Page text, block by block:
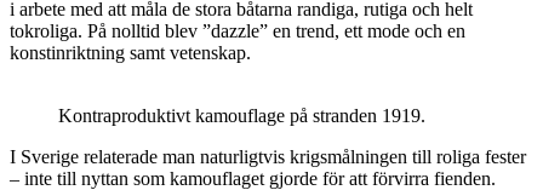
i arbete med att måla de stora båtarna randiga, rutiga och helt
tokroliga. På nolltid blev ”dazzle” en trend, ett mode och en
konstinriktning samt vetenskap.
Kontraproduktivt kamouflage på stranden 1919.
I Sverige relaterade man naturligtvis krigsmålningen till roliga fester
– inte till nyttan som kamouflaget gjorde för att förvirra fienden.